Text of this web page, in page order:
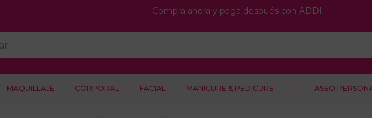
Compra ahora y paga después con ADDI.
MAQUILLAJE CORPORAL FACIAL MANICURE & PEDICURE ASEO